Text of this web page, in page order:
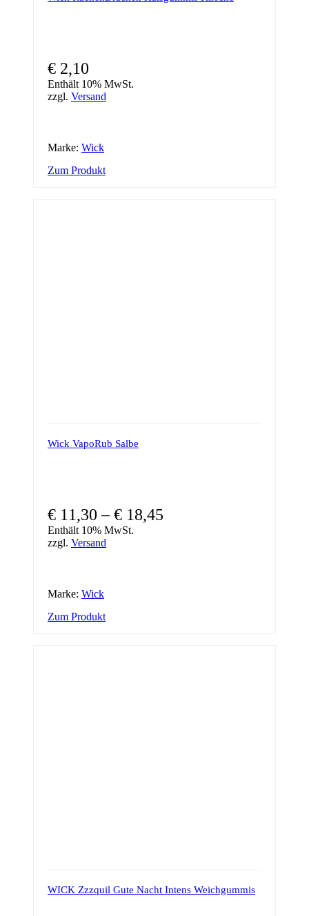
€ 2,10
Enthält 10% MwSt.
zzgl. Versand
Marke: Wick
Zum Produkt
Wick VapoRub Salbe
€ 11,30 –€ 18,45
Enthält 10% MwSt.
zzgl. Versand
Marke: Wick
Zum ProduktDieses
WICK Zzzquil Gute Nacht Intens Weichgummis